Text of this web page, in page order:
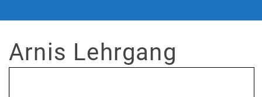
Arnis Lehrgang